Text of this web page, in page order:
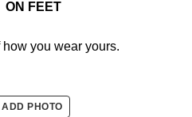
ON FEET
how you wear yours.
ADD PHOTO